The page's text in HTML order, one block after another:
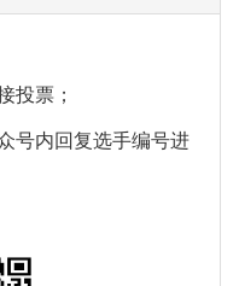
投票；
号内回复选手编号进